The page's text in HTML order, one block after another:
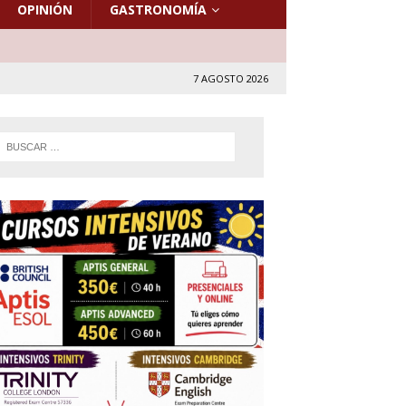
OPINIÓN GASTRONOMÍA
7 AGOSTO 2026